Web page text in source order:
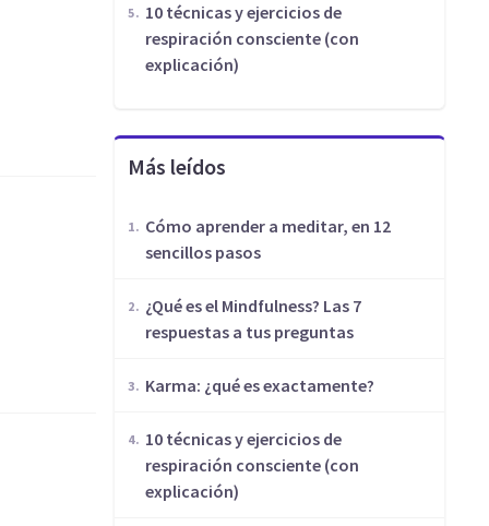
10 técnicas y ejercicios de
respiración consciente (con
explicación)
Más leídos
Cómo aprender a meditar, en 12
sencillos pasos
¿Qué es el Mindfulness? Las 7
respuestas a tus preguntas
​Karma: ¿qué es exactamente?
10 técnicas y ejercicios de
respiración consciente (con
explicación)